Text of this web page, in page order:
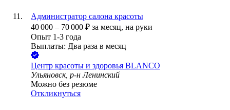
Администратор салона красоты
40 000 – 70 000 ₽ за месяц, на руки
Опыт 1-3 года
Выплаты: Два раза в месяц
Центр красоты и здоровья BLANCO
Ульяновск, р-н Ленинский
Можно без резюме
Откликнуться